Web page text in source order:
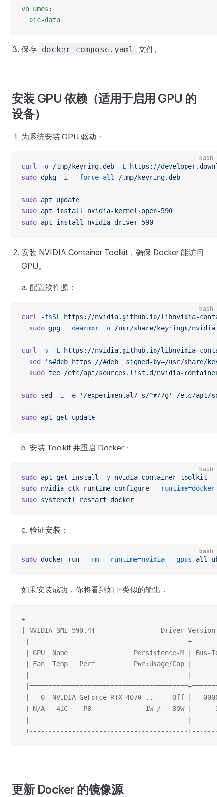
volumes :
  oic-data
:
保存 docker-compose.yaml 文件。
安装 GPU 依赖（适用于启用 GPU 的
设备）
为系统安装 GPU 驱动：
bash
curl -o /tmp/keyring.deb -L
https://
sudo dpkg -i --force-all /tmp/keyring.deb
sudo apt update
sudo apt install
nvidia-kernel-open-590
sudo apt install nvidia-driver-590
安装 NVIDIA Container Toolkit，确保 Docker 能访问
GPU。
a. 配置软件源：
bash
curl -fsSL
https://nvidia.github.io/libnvidia-
  sudo
gpg --dearmor -o /usr/share/keyrings/
curl -s -L
https://nvidia.github.io/libnvidia-
  sed
's#deb https://#deb [signed-by=/usr/
  sudo
tee /etc/apt/sources.list.d/nvidia-
sudo sed -i -e '/experimental/ s/^#//g' /etc/apt/
sudo apt-get update
b. 安装 Toolkit 并重启 Docker：
bash
sudo apt-get install -y nvidia-container-toolkit
sudo nvidia-ctk runtime configure --runtime=docker
sudo systemctl restart docker
c. 验证安装：
bash
sudo docker run --rm --runtime=nvidia --gpus all
如果安装成功，你将看到如下类似的输出：
| NVIDIA-SMI 590.44                 Driver
|-----------------------------------------
| GPU  Name                 Persistence-M |
| Fan  Temp   Perf          Pwr:Usage/Cap |
|   0  NVIDIA GeForce RTX 4070 ...    Off |
| N/A   41C    P8              1W /   80W |
+-----------------------------------------
更新 Docker 的镜像源